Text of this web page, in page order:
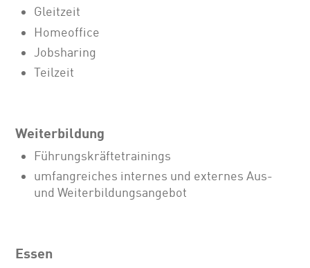
Gleitzeit
Homeoffice
Jobsharing
Teilzeit
Weiterbildung
Führungskräftetrainings
umfangreiches internes und externes Aus-
und Weiterbildungsangebot
Essen